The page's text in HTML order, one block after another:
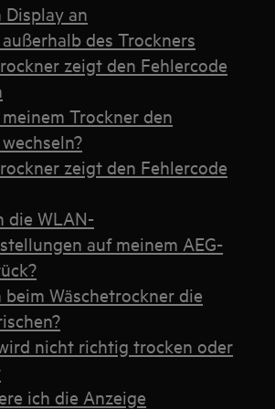
Display an
des Trockners
zeigt den Fehlercode
Trockner den
zeigt den Fehlercode
die WLAN-
auf meinem AEG-
beim Wäschetrockner die
nicht richtig trocken oder
ich die Anzeige